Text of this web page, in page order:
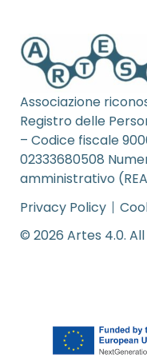
Associazione
Registro delle
– Codice fiscale
02333680508
amministrativo
Privacy Policy
© 2026 Artes 4.0.